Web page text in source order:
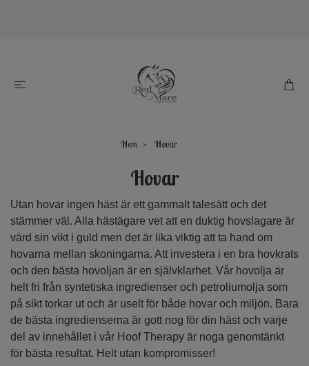
Hem Hovar
Hovar
Utan hovar ingen häst är ett gammalt talesätt och det
stämmer väl. Alla hästägare vet att en duktig hovslagare är
värd sin vikt i guld men det är lika viktig att ta hand om
hovarna mellan skoningarna. Att investera i en bra hovkrats
och den bästa hovoljan är en självklarhet. Vår hovolja är
helt fri från syntetiska ingredienser och petroliumolja som
på sikt torkar ut och är uselt för både hovar och miljön. Bara
de bästa ingredienserna är gott nog för din häst och varje
del av innehållet i vår Hoof Therapy är noga genomtänkt
för bästa resultat. Helt utan kompromisser!